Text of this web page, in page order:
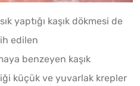
yaptığı kaşık dökmesi de
edilen
benzeyen kaşık
küçük ve yuvarlak krepler